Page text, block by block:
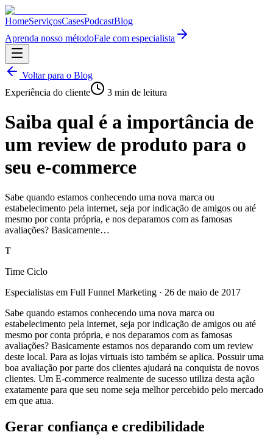
HomeServiçosCasesPodcastBlog
Aprenda nosso métodoFale com especialista
Voltar para o Blog
Experiência do cliente
3 min de leitura
Saiba qual é a importância de
um review de produto para o
seu e-commerce
Sabe quando estamos conhecendo uma nova marca ou
estabelecimento pela internet, seja por indicação de amigos ou até
mesmo por conta própria, e nos deparamos com as famosas
avaliações? Basicamente…
T
Time Ciclo
Especialistas em Full Funnel Marketing · 26 de maio de 2017
Sabe quando estamos conhecendo uma nova marca ou
estabelecimento pela internet, seja por indicação de amigos ou até
mesmo por conta própria, e nos deparamos com as famosas
avaliações? Basicamente estamos nos deparando com um review
deste local. Para as lojas virtuais isto também se aplica. Possuir uma
boa avaliação por parte dos clientes ajudará na conquista de novos
clientes. Um E-commerce realmente de sucesso utiliza desta ação
exatamente para que seu nome seja melhor percebido pelo mercado
em que atua.
Gerar confiança e credibilidade